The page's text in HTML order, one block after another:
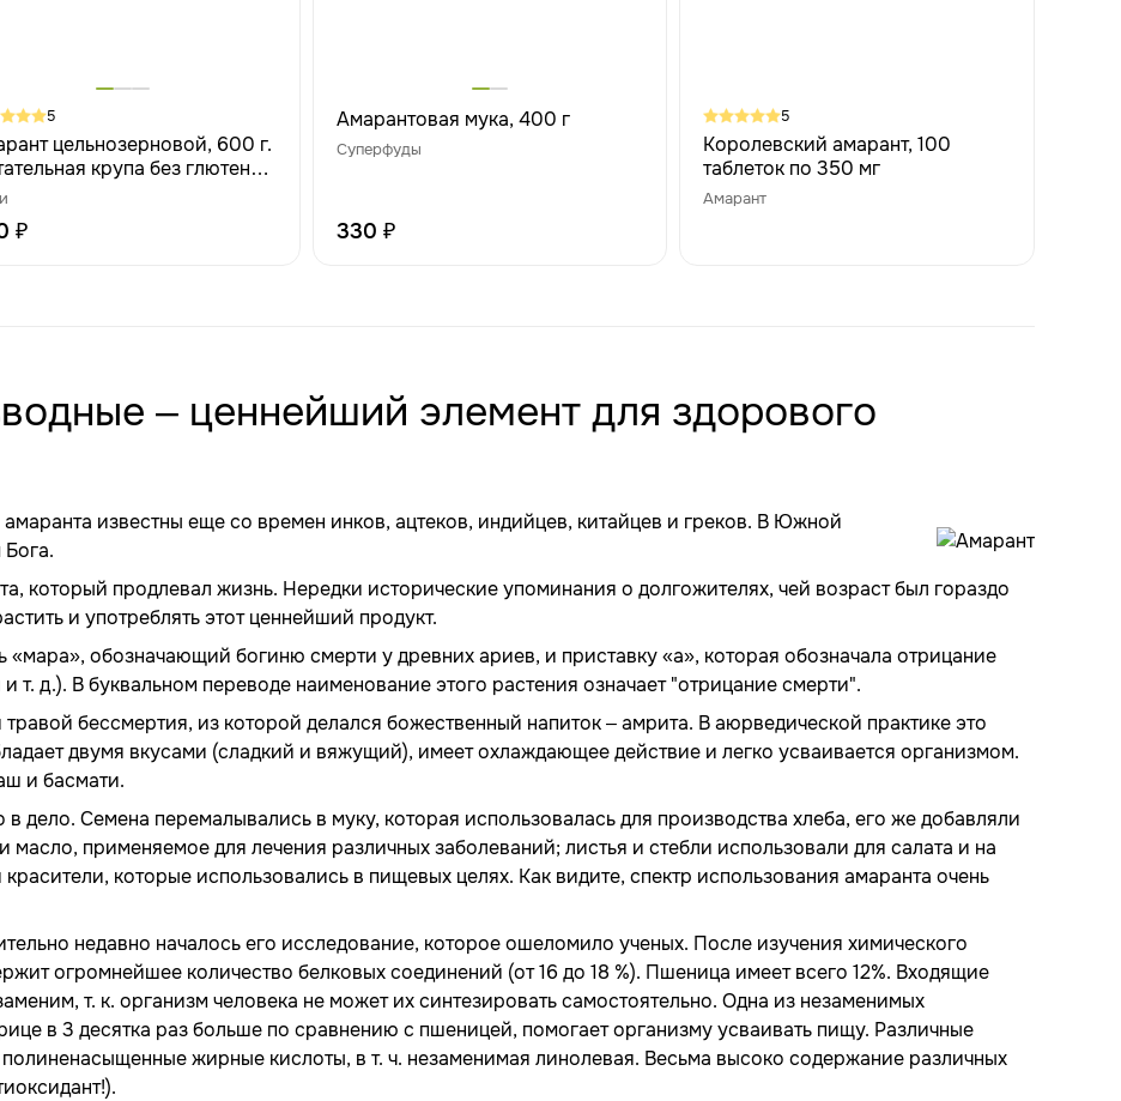
5
цельнозерновой, 600 г.
крупа без глютена
здорового питания и
₽
Амарантовая мука, 400 г
Суперфуды
330 ₽
5
Королевский амарант, 100
таблеток по 350 мг
Амарант
– ценнейший элемент для здорового
известны еще со времен инков, ацтеков, индийцев, китайцев и греков. В Южной
который продлевал жизнь. Нередки исторические упоминания о долгожителях, чей возраст был гораздо
и употреблять этот ценнейший продукт.
«мара», обозначающий богиню смерти у древних ариев, и приставку «а», которая обозначала отрицание
д.). В буквальном переводе наименование этого растения означает "отрицание смерти".
бессмертия, из которой делался божественный напиток – амрита. В аюрведической практике это
двумя вкусами (сладкий и вяжущий), имеет охлаждающее действие и легко усваивается организмом.
и басмати.
дело. Семена перемалывались в муку, которая использовалась для производства хлеба, его же добавляли
применяемое для лечения различных заболеваний; листья и стебли использовали для салата и на
которые использовались в пищевых целях. Как видите, спектр использования амаранта очень
недавно началось его исследование, которое ошеломило ученых. После изучения химического
огромнейшее количество белковых соединений (от 16 до 18 %). Пшеница имеет всего 12%. Входящие
т. к. организм человека не может их синтезировать самостоятельно. Одна из незаменимых
в 3 десятка раз больше по сравнению с пшеницей, помогает организму усваивать пищу. Различные
жирные кислоты, в т. ч. незаменимая линолевая. Весьма высоко содержание различных